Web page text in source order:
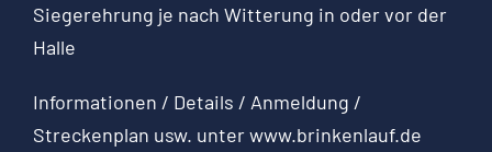
Siegerehrung je nach Witterung in oder vor der
Halle
Informationen / Details / Anmeldung /
Streckenplan usw. unterwww.brinkenlauf.de